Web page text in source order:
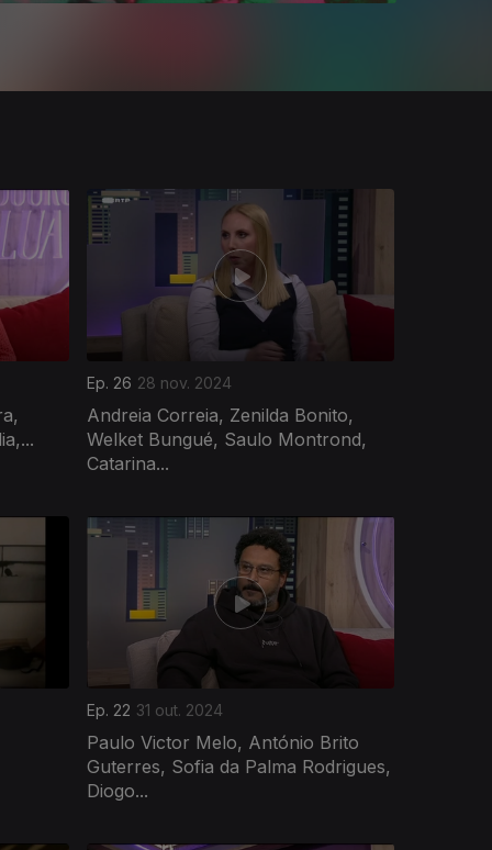
Ep. 26 28 nov. 2024
Andreia Correia, Zenilda Bonito,
Welket Bungué, Saulo Montrond,
Catarina...
Ep. 22 31 out. 2024
Paulo Victor Melo, António Brito
Guterres, Sofia da Palma Rodrigues,
Diogo...